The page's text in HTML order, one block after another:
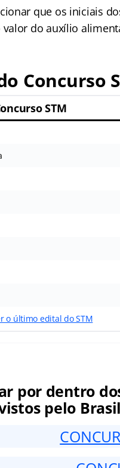
que os iniciais
do auxílio
Concurso
STM
o último edital do STM
por dentro
pelo